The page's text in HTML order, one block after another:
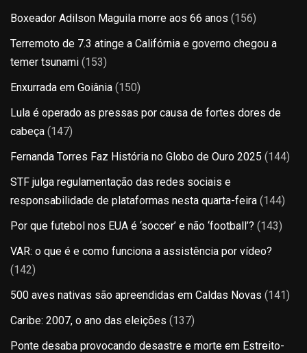
Boxeador Adilson Maguila morre aos 66 anos (156)
Terremoto de 7.3 atinge a Califórnia e governo chegou a
temer tsunami (153)
Enxurrada em Goiânia (150)
Lula é operado as pressas por causa de fortes dores de
cabeça (147)
Fernanda Torres Faz História no Globo de Ouro 2025 (144)
STF julga regulamentação das redes sociais e
responsabilidade de plataformas nesta quarta-feira (144)
Por que futebol nos EUA é ‘soccer’ e não ‘football’? (143)
VAR: o que é e como funciona a assistência por vídeo?
(142)
500 aves nativas são apreendidas em Caldas Novas (141)
Caribe: 2007, o ano das eleições (137)
Ponte desaba provocando desastre e morte em Estreito-